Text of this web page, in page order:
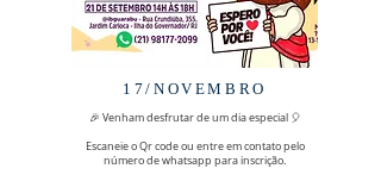
17/NOVEMBRO
🎉 Venham desfrutar de um dia especial 🎈
Escaneie o Qr code ou entre em contato pelo
número de whatsapp para inscrição.